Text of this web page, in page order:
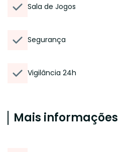
Sala de Jogos
Segurança
Vigilância 24h
Mais informações